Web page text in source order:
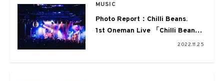
MUSIC
Photo Report：Chilli Beans.
1st Oneman Live 「Chilli Beans.
2022.11.25